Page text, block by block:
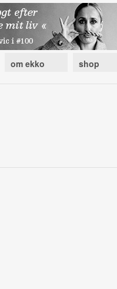
om ekko shop